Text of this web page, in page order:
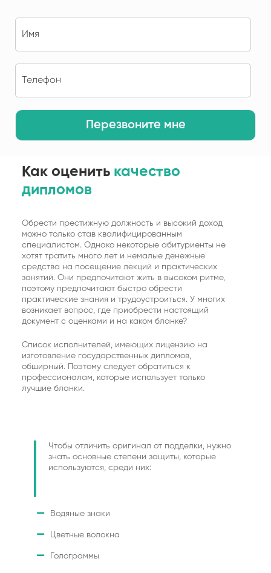
Перезвоните мне
Как оценить качество
дипломов
Обрести престижную должность и высокий доход
можно только став квалифицированным
специалистом. Однако некоторые абитуриенты не
хотят тратить много лет и немалые денежные
средства на посещение лекций и практических
занятий. Они предпочитают жить в высоком ритме,
поэтому предпочитают быстро обрести
практические знания и трудоустроиться. У многих
возникает вопрос, где приобрести настоящий
документ с оценками и на каком бланке?
Список исполнителей, имеющих лицензию на
изготовление государственных дипломов,
обширный. Поэтому следует обратиться к
профессионалам, которые использует только
лучшие бланки.
Чтобы отличить оригинал от подделки, нужно
знать основные степени защиты, которые
используются, среди них:
Водяные знаки
Цветные волокна
Голограммы